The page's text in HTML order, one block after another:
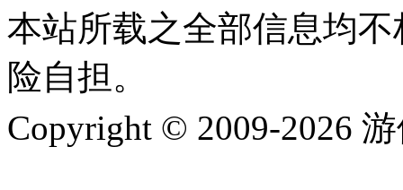
本站所载之全部信息均
险自担。
Copyright © 2009-2026